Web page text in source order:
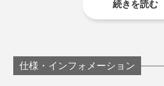
明書がついているので、品質には
ム・マクミラン氏の情熱と、公正
「おぉかっこいい！」
「マヌカハニー」「ロゼンジ」と
る素朴な味で、くどい甘さがあり
続きを読む
仕様・インフォメーション